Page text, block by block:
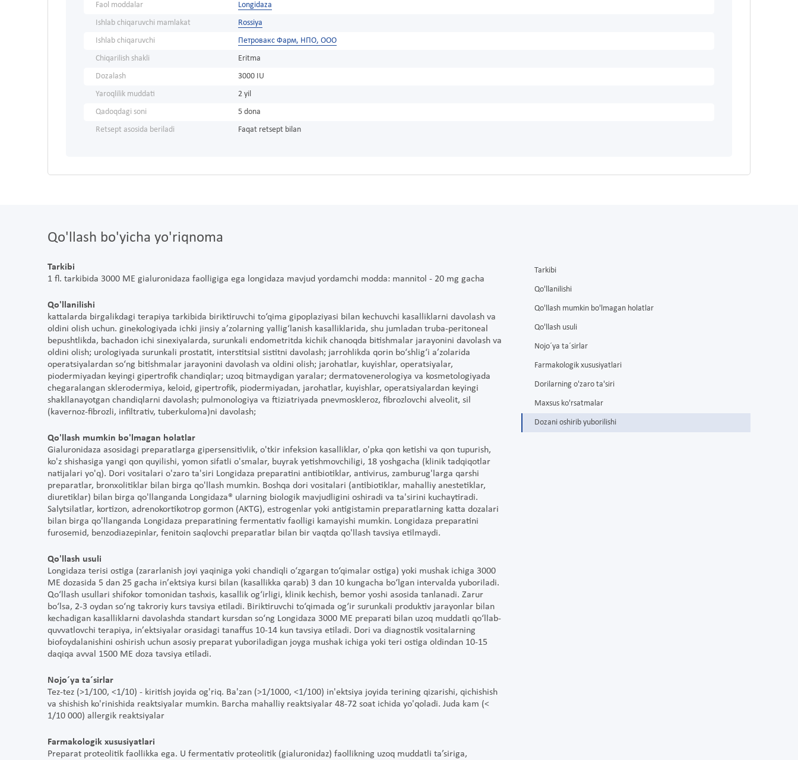
Faol moddalar
Longidaza
Ishlab chiqaruvchi mamlakat
Rossiya
Ishlab chiqaruvchi
Петровакс Фарм, НПО, ООО
Chiqarilish shakli
Eritma
Dozalash
3000 IU
Yaroqlilik muddati
2 yil
Qadoqdagi soni
5 dona
Retsept asosida beriladi
Faqat retsept bilan
Qo'llash bo'yicha yo'riqnoma
Tarkibi
1 fl. tarkibida 3000 ME gialuronidaza faolligiga ega longidaza mavjud yordamchi modda: mannitol - 20 mg gacha
Qo'llanilishi
kattalarda birgalikdagi terapiya tarkibida biriktiruvchi to‘qima gipoplaziyasi bilan kechuvchi kasalliklarni davolash va
oldini olish uchun. ginekologiyada ichki jinsiy a’zolarning yallig‘lanish kasalliklarida, shu jumladan truba-peritoneal
bepushtlikda, bachadon ichi sinexiyalarda, surunkali endometritda kichik chanoqda bitishmalar jarayonini davolash va
oldini olish; urologiyada surunkali prostatit, interstitsial sistitni davolash; jarrohlikda qorin bo‘shlig‘i a’zolarida
operatsiyalardan so‘ng bitishmalar jarayonini davolash va oldini olish; jarohatlar, kuyishlar, operatsiyalar,
piodermiyadan keyingi gipertrofik chandiqlar; uzoq bitmaydigan yaralar; dermatovenerologiya va kosmetologiyada
chegaralangan sklerodermiya, keloid, gipertrofik, piodermiyadan, jarohatlar, kuyishlar, operatsiyalardan keyingi
shakllanayotgan chandiqlarni davolash; pulmonologiya va ftiziatriyada pnevmoskleroz, fibrozlovchi alveolit, sil
(kavernoz-fibrozli, infiltrativ, tuberkuloma)ni davolash;
Qo'llash mumkin bo'lmagan holatlar
Gialuronidaza asosidagi preparatlarga gipersensitivlik, o'tkir infeksion kasalliklar, o'pka qon ketishi va qon tupurish,
ko'z shishasiga yangi qon quyilishi, yomon sifatli o'smalar, buyrak yetishmovchiligi, 18 yoshgacha (klinik tadqiqotlar
natijalari yo'q). Dori vositalari o'zaro ta'siri Longidaza preparatini antibiotiklar, antivirus, zamburug'larga qarshi
preparatlar, bronxolitiklar bilan birga qo'llash mumkin. Boshqa dori vositalari (antibiotiklar, mahalliy anestetiklar,
diuretiklar) bilan birga qo'llanganda Longidaza® ularning biologik mavjudligini oshiradi va ta'sirini kuchaytiradi.
Salytsilatlar, kortizon, adrenokortikotrop gormon (AKTG), estrogenlar yoki antigistamin preparatlarning katta dozalari
bilan birga qo'llanganda Longidaza preparatining fermentativ faolligi kamayishi mumkin. Longidaza preparatini
furosemid, benzodiazepinlar, fenitoin saqlovchi preparatlar bilan bir vaqtda qo'llash tavsiya etilmaydi.
Qo'llash usuli
Longidaza terisi ostiga (zararlanish joyi yaqiniga yoki chandiqli o‘zgargan to‘qimalar ostiga) yoki mushak ichiga 3000
ME dozasida 5 dan 25 gacha inʼektsiya kursi bilan (kasallikka qarab) 3 dan 10 kungacha bo‘lgan intervalda yuboriladi.
Qo‘llash usullari shifokor tomonidan tashxis, kasallik og‘irligi, klinik kechish, bemor yoshi asosida tanlanadi. Zarur
bo‘lsa, 2-3 oydan so‘ng takroriy kurs tavsiya etiladi. Biriktiruvchi to‘qimada og‘ir surunkali produktiv jarayonlar bilan
kechadigan kasalliklarni davolashda standart kursdan so‘ng Longidaza 3000 ME preparati bilan uzoq muddatli qo‘llab-
quvvatlovchi terapiya, inʼektsiyalar orasidagi tanaffus 10-14 kun tavsiya etiladi. Dori va diagnostik vositalarning
biofoydalanishini oshirish uchun asosiy preparat yuboriladigan joyga mushak ichiga yoki teri ostiga oldindan 10-15
daqiqa avval 1500 ME doza tavsiya etiladi.
Nojo´ya ta´sirlar
Tez-tez (>1/100, <1/10) - kiritish joyida og'riq. Ba'zan (>1/1000, <1/100) in'ektsiya joyida terining qizarishi, qichishish
va shishish ko'rinishida reaktsiyalar mumkin. Barcha mahalliy reaktsiyalar 48-72 soat ichida yo'qoladi. Juda kam (<
1/10 000) allergik reaktsiyalar
Farmakologik xususiyatlari
Preparat proteolitik faollikka ega. U fermentativ proteolitik (gialuronidaz) faollikning uzoq muddatli ta’siriga,
Tarkibi
Qo'llanilishi
Qo'llash mumkin bo'lmagan holatlar
Qo'llash usuli
Nojo´ya ta´sirlar
Farmakologik xususiyatlari
Dorilarning o'zaro ta'siri
Maxsus ko'rsatmalar
Dozani oshirib yuborilishi